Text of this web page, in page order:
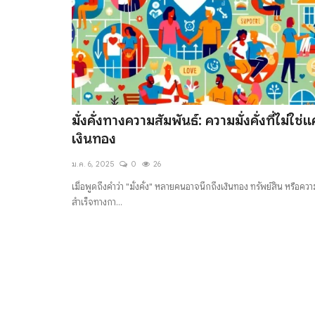
มั่งคั่งทางความสัมพันธ์: ความมั่งคั่งที่ไม่ใช่
เงินทอง
ม.ค. 6, 2025 0 26
เมื่อพูดถึงคำว่า "มั่งคั่ง" หลายคนอาจนึกถึงเงินทอง ทรัพย์สิน หรือคว
สำเร็จทางกา...